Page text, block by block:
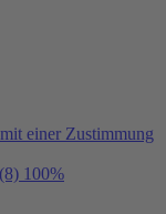
einer Zustimmung
(8) 100%